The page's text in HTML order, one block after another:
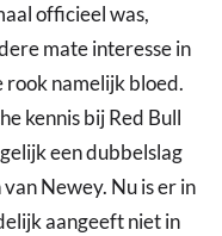
officieel was,
mate interesse in
namelijk bloed.
kennis bij Red Bull
een dubbelslag
Newey. Nu is er in
aangeeft niet in